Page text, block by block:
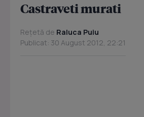
Castraveti murati
Rețetă de Raluca Puiu
Publicat: 30 August 2012, 22:21